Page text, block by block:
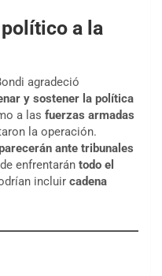
a la
agradeció
y sostener la política
a las fuerzas armadas
la operación.
ante tribunales
enfrentarán todo el
incluir cadena